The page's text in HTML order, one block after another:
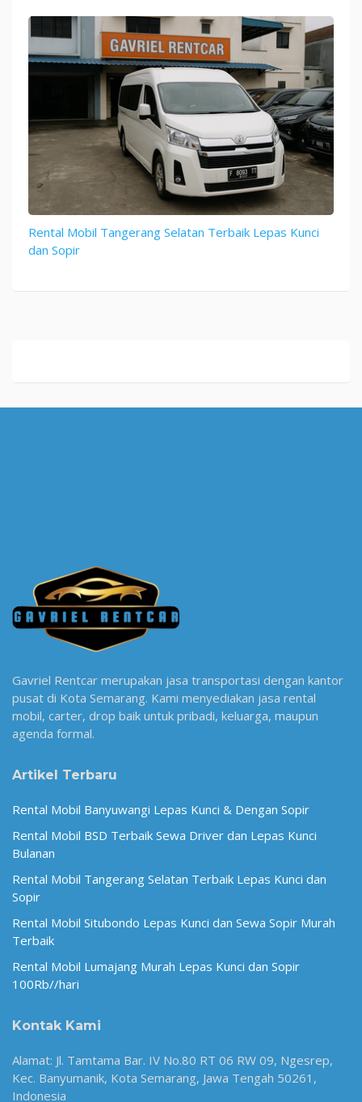
Rental Mobil Tangerang Selatan Terbaik Lepas Kunci
dan Sopir
Gavriel Rentcar merupakan jasa transportasi dengan kantor
pusat di Kota Semarang. Kami menyediakan jasa rental
mobil, carter, drop baik untuk pribadi, keluarga, maupun
agenda formal.
Artikel Terbaru
Rental Mobil Banyuwangi Lepas Kunci & Dengan Sopir
Rental Mobil BSD Terbaik Sewa Driver dan Lepas Kunci
Bulanan
Rental Mobil Tangerang Selatan Terbaik Lepas Kunci dan
Sopir
Rental Mobil Situbondo Lepas Kunci dan Sewa Sopir Murah
Terbaik
Rental Mobil Lumajang Murah Lepas Kunci dan Sopir
100Rb//hari
Kontak Kami
Alamat: Jl. Tamtama Bar. IV No.80 RT 06 RW 09, Ngesrep,
Kec. Banyumanik, Kota Semarang, Jawa Tengah 50261,
Indonesia